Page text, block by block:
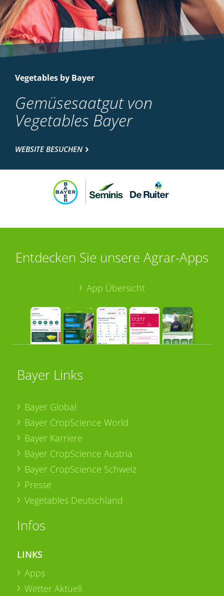
Vegetables by Bayer
Gemüsesaatgut von
Vegetables Bayer
WEBSITE BESUCHEN
Entdecken Sie unsere Agrar-Apps
App Übersicht
Bayer Links
Bayer Global
Bayer CropScience World
Bayer Karriere
Bayer CropScience Austria
Bayer CropScience Schweiz
Presse
Vegetables Deutschland
Infos
LINKS
Apps
Wetter Aktuell